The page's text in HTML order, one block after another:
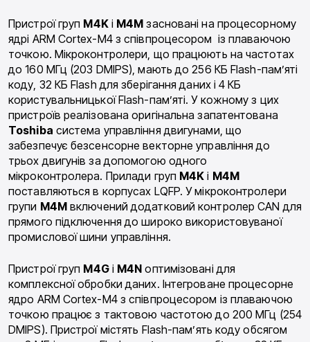
Пристрої груп M4Kі M4M засновані на процесорному
ядрі ARM Cortex-M4 з співпроцесором із плаваючою
точкою. Мікроконтролери, що працюють на частотах
до 160 МГц (203 DMIPS), мають до 256 КБ Flash-пам’яті
коду, 32 КБ Flash для зберігання даних і 4 КБ
користувальницької Flash-пам’яті. У кожному з цих
пристроїв реалізована оригінальна запатентована
Toshiba система управління двигунами, що
забезпечує безсенсорне векторне управління до
трьох двигунів за допомогою одного
мікроконтролера. Прилади груп M4K і M4M
поставляються в корпусах LQFP. У мікроконтролери
групи M4Mвключений додатковий контролер CAN для
прямого підключення до широко використовуваної
промислової шини управління.
Пристрої груп M4Gі M4N оптимізовані для
комплексної обробки даних. Інтегроване процесорне
ядро ​​ARM Cortex-M4 з співпроцесором із плаваючою
точкою працює з тактовою частотою до 200 МГц (254
DMIPS). Пристрої містять Flash-пам’ять коду обсягом